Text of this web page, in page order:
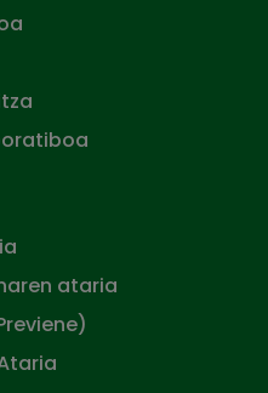
ataria